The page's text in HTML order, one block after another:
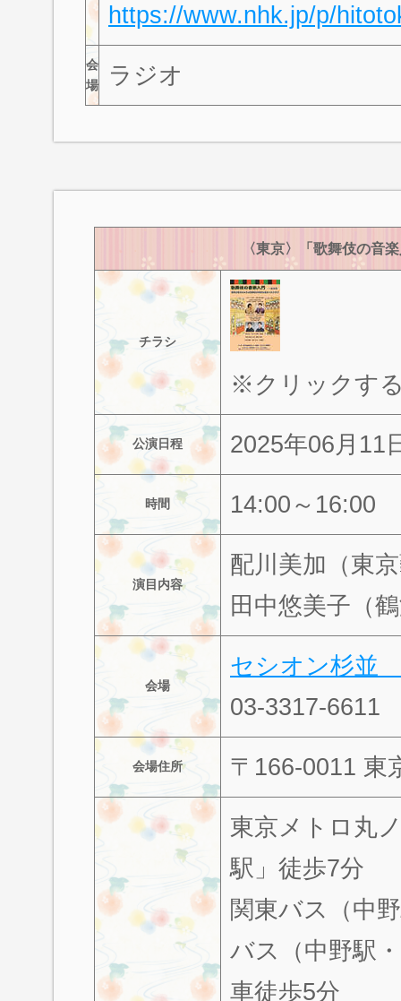
https://www.nhk.jp/p/
会
場
ラジオ
〈東京〉「歌舞伎の音
チラシ
※クリックす
公演日程 2025年06月11
時間 14:00～16:00
演目内容
配川美加（東
田中悠美子（
会場
セシオン杉並
03-3317-6611
会場住所 〒166-0011 東
東京メトロ丸
駅」徒歩7分
関東バス（中
バス（中野駅
車徒歩5分